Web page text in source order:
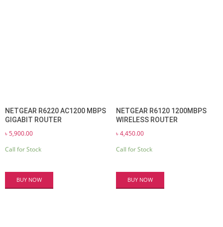
NETGEAR R6220 AC1200 MBPS
GIGABIT ROUTER
৳5,900.00
Call for Stock
BUY NOW
NETGEAR R6120 1200MBPS
WIRELESS ROUTER
৳4,450.00
Call for Stock
BUY NOW